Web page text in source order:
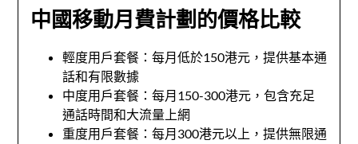
中國移動月費計劃的價格比較
輕度用戶套餐：每月低於150港元，提供基本通
話和有限數據
中度用戶套餐：每月150-300港元，包含充足
通話時間和大流量上網
重度用戶套餐：每月300港元以上，提供無限通